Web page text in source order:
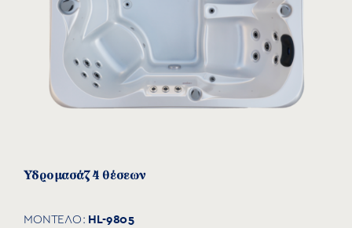
Υδρομασάζ 4 θέσεων
ΜΟΝΤΕΛΟ: HL-9805